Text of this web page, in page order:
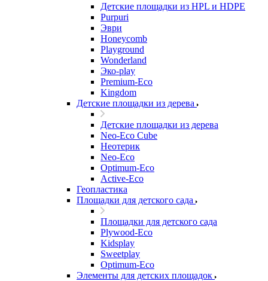
Детские площадки из HPL и HDPE
Purpuri
Эври
Honeycomb
Playground
Wonderland
Эко-play
Premium-Eco
Kingdom
Детские площадки из дерева
Детские площадки из дерева
Neo-Eco Cube
Неотерик
Neo-Eco
Оptimum-Еco
Active-Eco
Геопластика
Площадки для детского сада
Площадки для детского сада
Plywood-Eco
Kidsplay
Sweetplay
Оptimum-Еco
Элементы для детских площадок